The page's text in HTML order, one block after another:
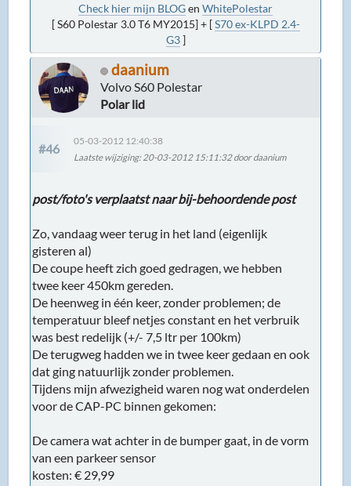
Check hier mijn BLOGen WhitePolestar
[ S60 Polestar 3.0 T6 MY2015] + [S70 ex-KLPD 2.4-
G3]
daanium
Volvo S60 Polestar
Polar lid
#46
05-03-2012 12:40:38
Laatste wijziging: 20-03-2012 15:11:32 door daanium
post/foto's verplaatst naar bij-behoordende post
Zo, vandaag weer terug in het land (eigenlijk
gisteren al)
De coupe heeft zich goed gedragen, we hebben
twee keer 450km gereden.
De heenweg in één keer, zonder problemen; de
temperatuur bleef netjes constant en het verbruik
was best redelijk (+/- 7,5 ltr per 100km)
De terugweg hadden we in twee keer gedaan en ook
dat ging natuurlijk zonder problemen.
Tijdens mijn afwezigheid waren nog wat onderdelen
voor de CAP-PC binnen gekomen:
De camera wat achter in de bumper gaat, in de vorm
van een parkeer sensor
kosten: € 29,99